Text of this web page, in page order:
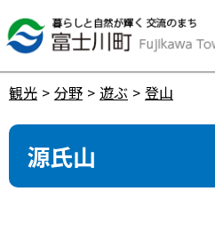
観光 分野 遊ぶ 登山
源氏山